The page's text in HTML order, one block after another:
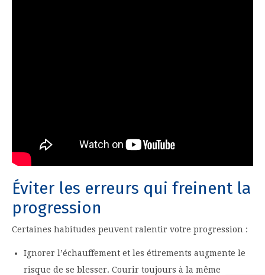
Éviter les erreurs qui freinent la
progression
Certaines habitudes peuvent ralentir votre progression :
Ignorer l’échauffement et les étirements augmente le
risque de se blesser. Courir toujours à la même